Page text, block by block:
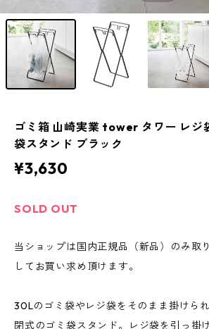
ゴミ箱 山崎実業 tower タワー レジ
袋スタンド ブラック
¥3,630
SOLD OUT
当ショップは国内正規品（新品）のみ取
してお買い求め頂けます。
30Lのゴミ袋やレジ袋をそのまま掛けら
閉式のゴミ袋スタンド。レジ袋を引っ掛